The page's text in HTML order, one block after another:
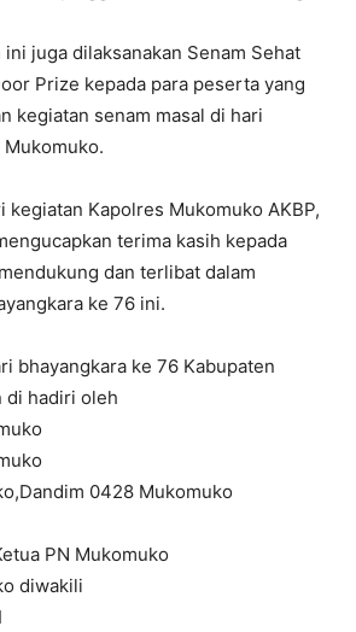
juga dilaksanakan Senam Sehat
Prize kepada para peserta yang
kegiatan senam masal di hari
kegiatan Kapolres Mukomuko AKBP,
terima kasih kepada
dan terlibat dalam
ke 76 ini.
bhayangkara ke 76 Kabupaten
di hadiri oleh
0428 Mukomuko
PN Mukomuko
diwakili